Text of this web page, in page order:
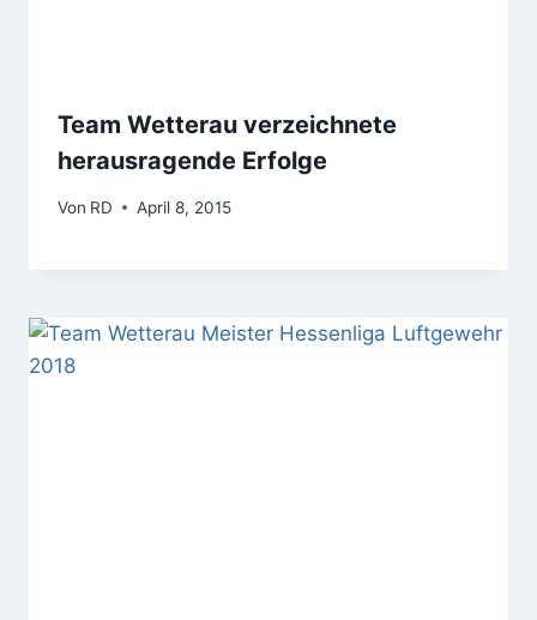
Team Wetterau verzeichnete
herausragende Erfolge
Von RD April 8, 2015